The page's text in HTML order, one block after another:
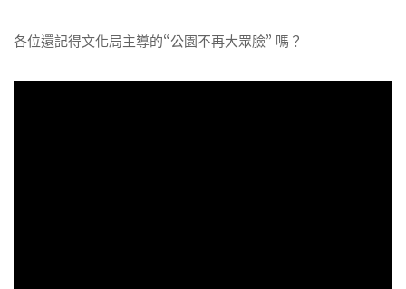
各位還記得文化局主導的“公園不再大眾臉” 嗎？